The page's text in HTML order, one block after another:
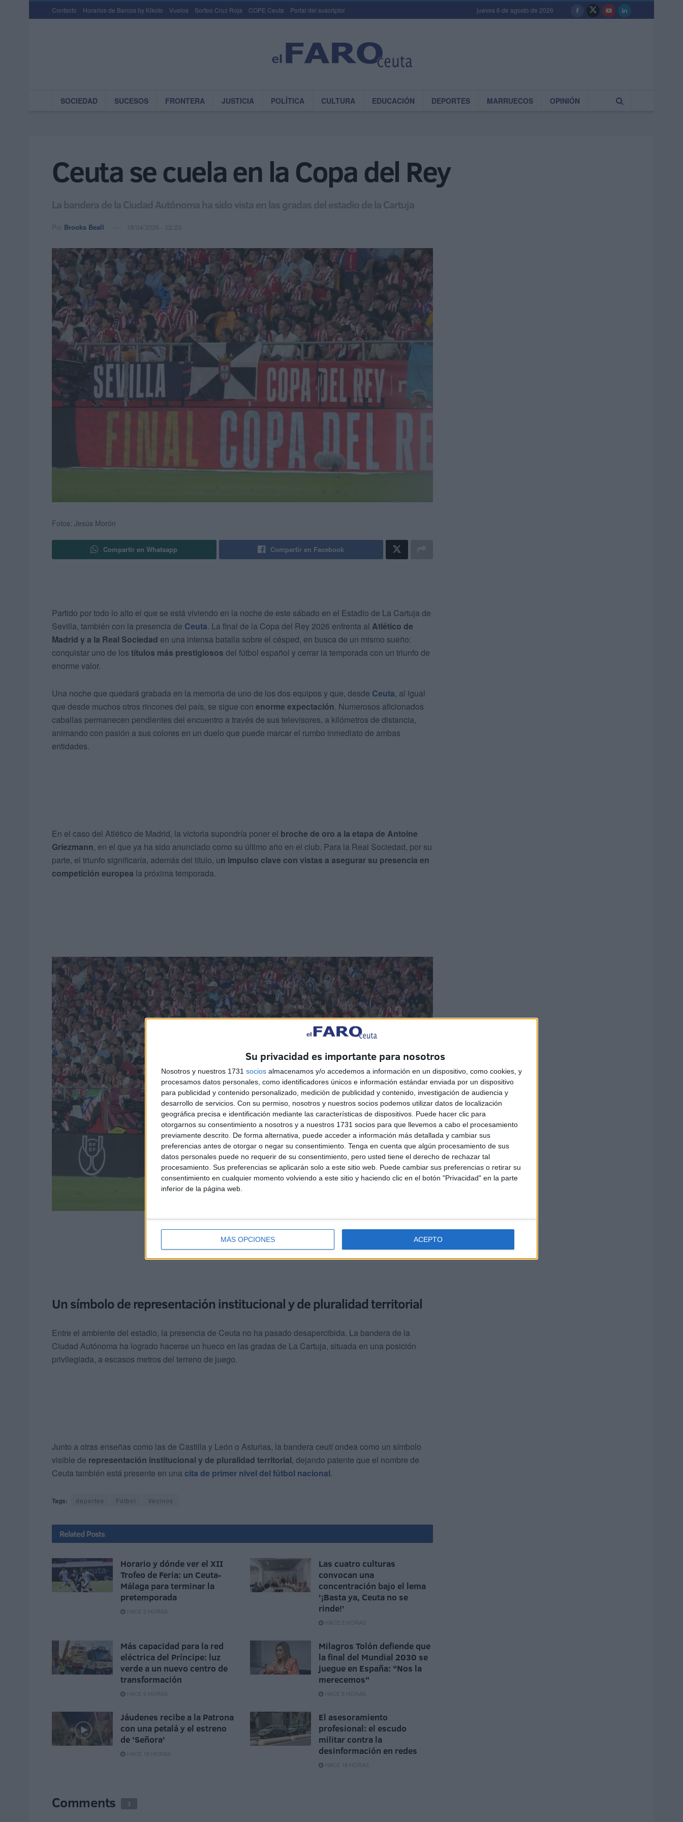
Su privacidad es importante para nosotros
Nosotros y nuestros 1731 socios almacenamos y/o accedemos a información en un dispositivo, como cookies, y
procesamos datos personales, como identificadores únicos e información estándar enviada por un dispositivo
para publicidad y contenido personalizado, medición de publicidad y contenido, investigación de audiencia y
desarrollo de servicios. Con su permiso, nosotros y nuestros socios podemos utilizar datos de localización
geográfica precisa e identificación mediante las características de dispositivos. Puede hacer clic para
otorgarnos su consentimiento a nosotros y a nuestros 1731 socios para que llevemos a cabo el procesamiento
previamente descrito. De forma alternativa, puede acceder a información más detallada y cambiar sus
preferencias antes de otorgar o negar su consentimiento. Tenga en cuenta que algún procesamiento de sus
datos personales puede no requerir de su consentimiento, pero usted tiene el derecho de rechazar tal
procesamiento. Sus preferencias se aplicarán solo a este sitio web. Puede cambiar sus preferencias o retirar su
consentimiento en cualquier momento volviendo a este sitio y haciendo clic en el botón "Privacidad" en la parte
inferior de la página web.
MÁS OPCIONES ACEPTO
Contacto Horarios de Barcos by Kikoto Vuelos Sorteo Cruz Roja COPE Ceuta Portal del suscriptor jueves 6 de agosto de 2026
SOCIEDAD SUCESOS FRONTERA JUSTICIA POLÍTICA CULTURA EDUCACIÓN DEPORTES MARRUECOS OPINIÓN
Ceuta se cuela en la Copa del Rey
La bandera de la Ciudad Autónoma ha sido vista en las gradas del estadio de la Cartuja
Por Brooks Beall 18/04/2026 - 22:23
Fotos: Jesús Morón
Compartir en Whatsapp Compartir en Facebook
Partido por todo lo alto el que se está viviendo en la noche de este sábado en el Estadio de La Cartuja de
Sevilla, también con la presencia de Ceuta. La final de la Copa del Rey 2026 enfrenta al Atlético de
Madrid y a la Real Sociedad en una intensa batalla sobre el césped, en busca de un mismo sueño:
conquistar uno de los títulos más prestigiosos del fútbol español y cerrar la temporada con un triunfo de
enorme valor.
Una noche que quedará grabada en la memoria de uno de los dos equipos y que, desde Ceuta, al igual
que desde muchos otros rincones del país, se sigue con enorme expectación. Numerosos aficionados
caballas permanecen pendientes del encuentro a través de sus televisores, a kilómetros de distancia,
animando con pasión a sus colores en un duelo que puede marcar el rumbo inmediato de ambas
entidades.
En el caso del Atlético de Madrid, la victoria supondría poner el broche de oro a la etapa de Antoine
Griezmann, en el que ya ha sido anunciado como su último año en el club. Para la Real Sociedad, por su
parte, el triunfo significaría, además del título, un impulso clave con vistas a asegurar su presencia en
competición europea la próxima temporada.
Un símbolo de representación institucional y de pluralidad territorial
Entre el ambiente del estadio, la presencia de Ceuta no ha pasado desapercibida. La bandera de la
Ciudad Autónoma ha logrado hacerse un hueco en las gradas de La Cartuja, situada en una posición
privilegiada, a escasos metros del terreno de juego.
Junto a otras enseñas como las de Castilla y León o Asturias, la bandera ceutí ondea como un símbolo
visible de representación institucional y de pluralidad territorial, dejando patente que el nombre de
Ceuta también está presente en una cita de primer nivel del fútbol nacional.
Tags: deportes Fútbol Vecinos
Related Posts
Horario y dónde ver el XII
Trofeo de Feria: un Ceuta-
Málaga para terminar la
pretemporada
HACE 2 HORAS
Las cuatro culturas
convocan una
concentración bajo el lema
'¡Basta ya, Ceuta no se
rinde!'
HACE 2 HORAS
Más capacidad para la red
eléctrica del Príncipe: luz
verde a un nuevo centro de
transformación
HACE 6 HORAS
Milagros Tolón defiende que
la final del Mundial 2030 se
juegue en España: "Nos la
merecemos"
HACE 8 HORAS
Jáudenes recibe a la Patrona
con una petalá y el estreno
de 'Señora'
HACE 18 HORAS
El asesoramiento
profesional: el escudo
militar contra la
desinformación en redes
HACE 18 HORAS
Comments 3